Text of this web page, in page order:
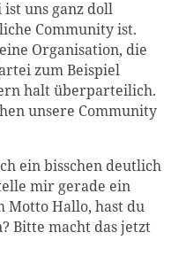
uns ganz doll
Community ist.
Organisation, die
zum Beispiel
halt überparteilich.
unsere Community
ein bisschen deutlich
mir gerade ein
Motto Hallo, hast du
Bitte macht das jetzt